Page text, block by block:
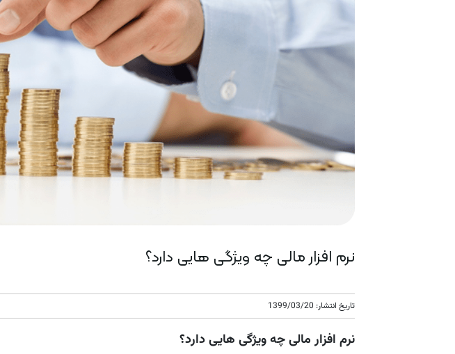
نرم افزار مالی چه ویژگی هایی دارد؟
تاریخ انتشار: 1399/03/20
نرم افزار مالی چه ویژگی هایی دارد؟